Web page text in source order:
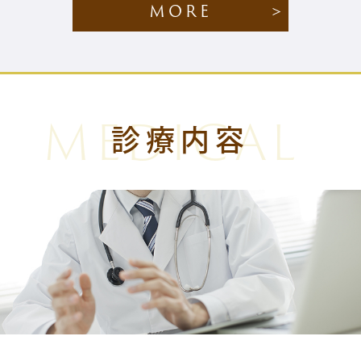
MORE
診療内容
MEDICAL